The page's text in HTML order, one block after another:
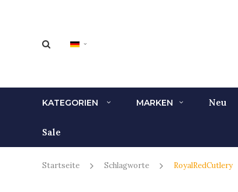
KATEGORIEN MARKEN Neu
Sale
Startseite Schlagworte RoyalRedCutlery